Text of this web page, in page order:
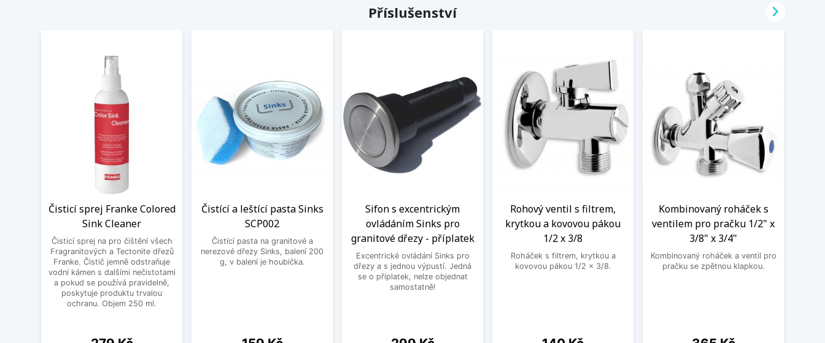
Příslušenství
Čisticí sprej Franke Colored
Sink Cleaner
Čisticí sprej na pro čištění všech
Fragranitových a Tectonite dřezů
Franke. Čistič jemně odstraňuje
vodní kámen s dalšími nečistotami
a pokud se používá pravidelně,
poskytuje produktu trvalou
ochranu. Objem 250 ml.
Cena
Čistící a leštící pasta Sinks
SCP002
Čistící pasta na granitové a
nerezové dřezy Sinks, balení 200
g, v balení je houbička.
Cena
Sifon s excentrickým
ovládáním Sinks pro
granitové dřezy - příplatek
Excentrické ovládání Sinks pro
dřezy a s jednou výpustí. Jedná
se o příplatek, nelze objednat
samostatně!
Cena
Rohový ventil s filtrem,
krytkou a kovovou pákou
1/2 x 3/8
Roháček s filtrem, krytkou a
kovovou pákou 1/2 x 3/8.
Cena
Kombinovaný roháček s
ventilem pro pračku 1/2" x
3/8" x 3/4"
Kombinovaný roháček a ventil pro
pračku se zpětnou klapkou.
Cena
